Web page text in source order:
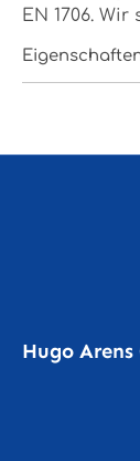
EN 1706.
Hugo Arens